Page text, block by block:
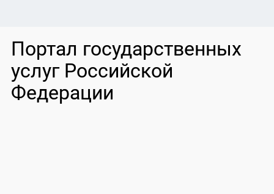
Портал государственных
услуг Российской
Федерации